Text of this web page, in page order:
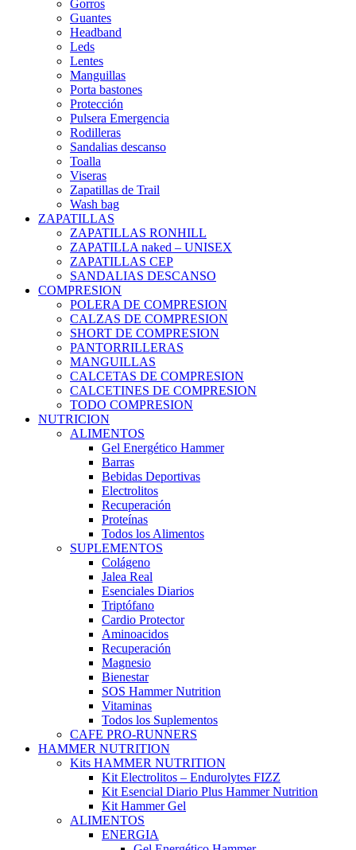
Gorros
Guantes
Headband
Leds
Lentes
Manguillas
Porta bastones
Protección
Pulsera Emergencia
Rodilleras
Sandalias descanso
Toalla
Viseras
Zapatillas de Trail
Wash bag
ZAPATILLAS
ZAPATILLAS RONHILL
ZAPATILLA naked – UNISEX
ZAPATILLAS CEP
SANDALIAS DESCANSO
COMPRESION
POLERA DE COMPRESION
CALZAS DE COMPRESION
SHORT DE COMPRESION
PANTORRILLERAS
MANGUILLAS
CALCETAS DE COMPRESION
CALCETINES DE COMPRESION
TODO COMPRESION
NUTRICION
ALIMENTOS
Gel Energético Hammer
Barras
Bebidas Deportivas
Electrolitos
Recuperación
Proteínas
Todos los Alimentos
SUPLEMENTOS
Colágeno
Jalea Real
Esenciales Diarios
Triptófano
Cardio Protector
Aminoacidos
Recuperación
Magnesio
Bienestar
SOS Hammer Nutrition
Vitaminas
Todos los Suplementos
CAFE PRO-RUNNERS
HAMMER NUTRITION
Kits HAMMER NUTRITION
Kit Electrolitos – Endurolytes FIZZ
Kit Esencial Diario Plus Hammer Nutrition
Kit Hammer Gel
ALIMENTOS
ENERGIA